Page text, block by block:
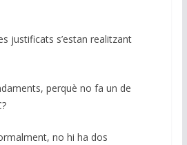
justificats s’estan realitzant
perquè no fa un de
no hi ha dos